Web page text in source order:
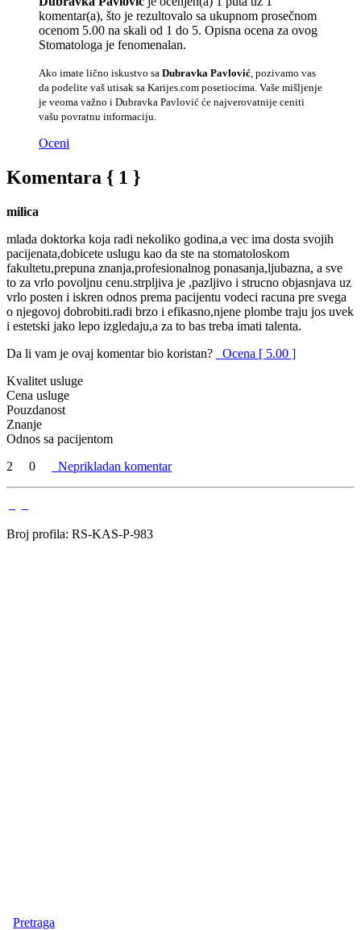
komentar(a), što je rezultovalo sa ukupnom prosečnom
ocenom 5.00 na skali od 1 do 5. Opisna ocena za ovog
Stomatologa je fenomenalan.
Ako imate lično iskustvo sa Dubravka Pavlović , pozivamo vas
da podelite vaš utisak sa Karijes.com posetiocima. Vaše mišljenje
je veoma važno i Dubravka Pavlović će najverovatnije ceniti
vašu povratnu informaciju.
Oceni
Komentara { 1 }
milica
mlada doktorka koja radi nekoliko godina,a vec ima dosta svojih
pacijenata,dobicete uslugu kao da ste na stomatoloskom
fakultetu,prepuna znanja,profesionalnog ponasanja,ljubazna, a sve
to za vrlo povoljnu cenu.strpljiva je ,pazljivo i strucno objasnjava uz
vrlo posten i iskren odnos prema pacijentu vodeci racuna pre svega
o njegovoj dobrobiti.radi brzo i efikasno,njene plombe traju jos uvek
i estetski jako lepo izgledaju,a za to bas treba imati talenta.
Da li vam je ovaj komentar bio koristan?
Ocena [ 5.00 ]
Kvalitet usluge
Cena usluge
Pouzdanost
Znanje
Odnos sa pacijentom
2
0 Neprikladan komentar
Broj profila: RS-KAS-P-983
Pretraga